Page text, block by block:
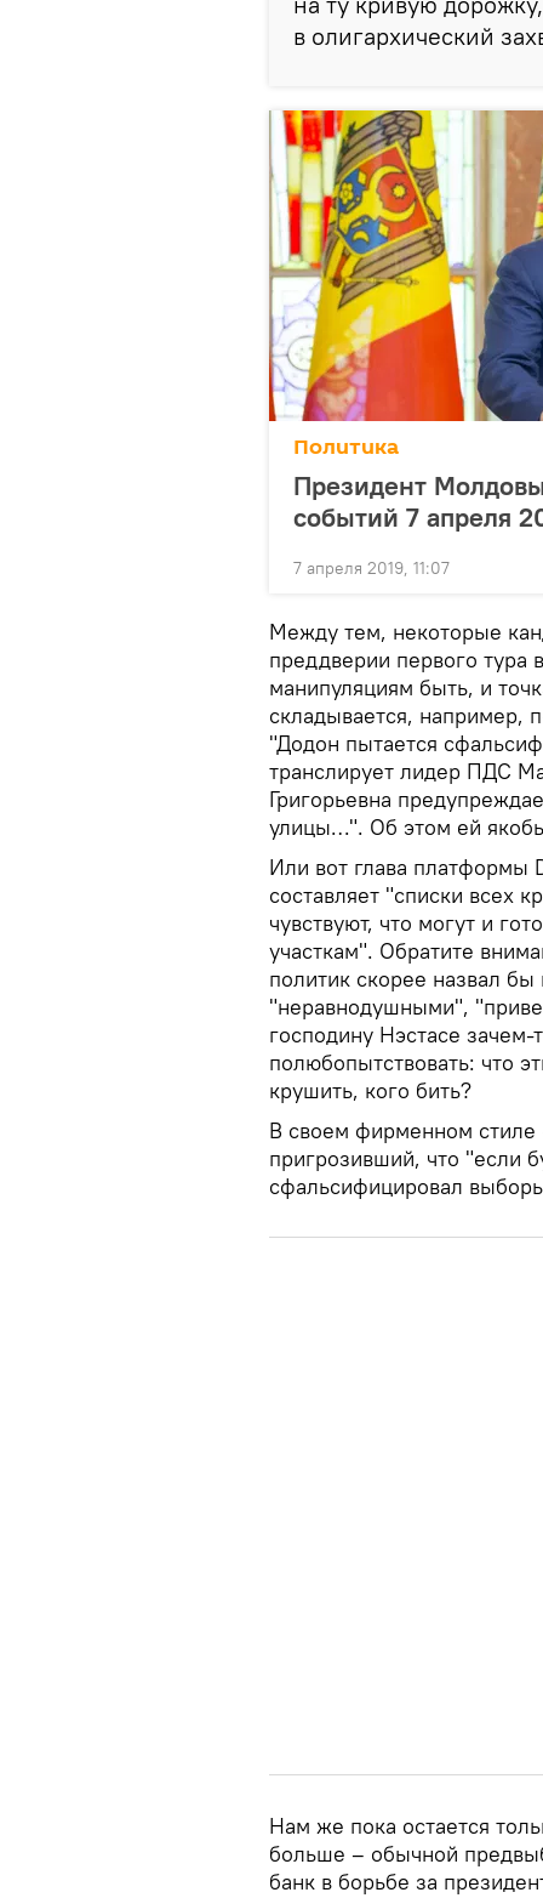
в олигархический
Политика
Президент
событий 7 апреля
7 апреля 2019, 11:07
Между тем, некоторые
преддверии первого
манипуляциям быть, и
складывается, например,
"Додон пытается
транслирует лидер ПДС
Григорьевна
улицы…". Об этом ей
Или вот глава платформы
составляет "списки всех
чувствуют, что могут и
участкам". Обратите
политик скорее назвал
"неравнодушными",
господину Нэстасе
полюбопытствовать: что
крушить, кого бить?
В своем фирменном стиле
пригрозивший, что "если
сфальсифицировал
Нам же пока остается
больше – обычной
банк в борьбе за